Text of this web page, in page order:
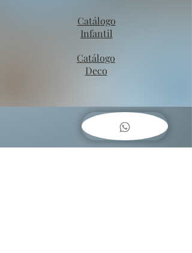
Catálogo
Infantil
Catálogo
Deco